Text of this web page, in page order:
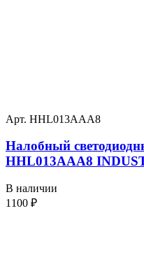
Арт. HHL013AAA8
Налобный
HHL013AAA8
В наличии
1100 ₽